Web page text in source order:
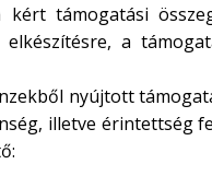
támogatási
a
nyújtott
illetve érintettség